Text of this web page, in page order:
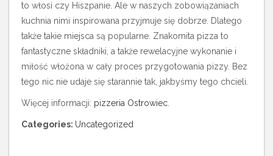
to włosi czy Hiszpanie. Ale w naszych zobowiązaniach
kuchnia nimi inspirowana przyjmuje się dobrze. Dlatego
także takie miejsca są popularne. Znakomita pizza to
fantastyczne składniki, a także rewelacyjne wykonanie i
miłość włożona w cały proces przygotowania pizzy. Bez
tego nic nie udaje się starannie tak, jakbyśmy tego chcieli.
Więcej informacji: pizzeria Ostrowiec
Categories: Uncategorized